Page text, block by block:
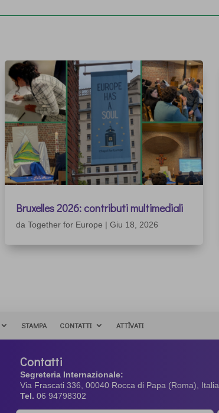
Bruxelles 2026: contributi multimediali
da Together for Europe | Giu 18, 2026
STAMPA CONTATTI ATTÌVATI
Contatti
Segreteria Internazionale:
Via Frascati 336, 00040 Rocca di Papa (Roma), Italia
Tel. 06 94798302